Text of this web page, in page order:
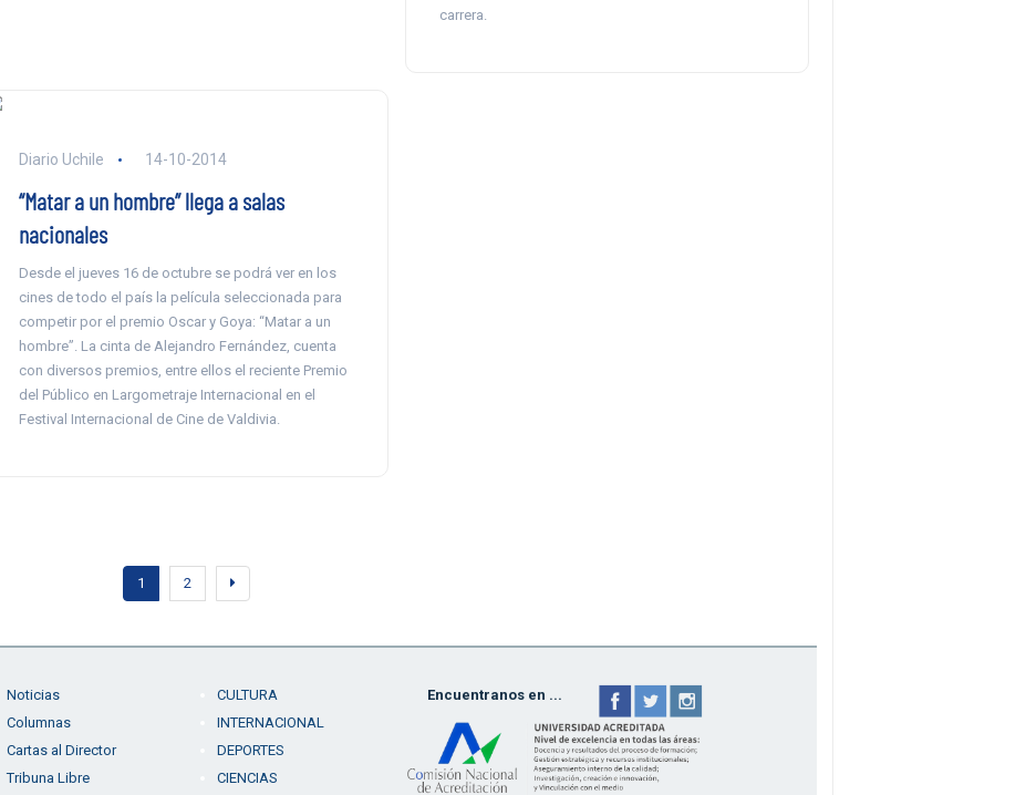
carrera.
Diario Uchile 14-10-2014
“Matar a un hombre” llega a salas
nacionales
Desde el jueves 16 de octubre se podrá ver en los
cines de todo el país la película seleccionada para
competir por el premio Oscar y Goya: “Matar a un
hombre”. La cinta de Alejandro Fernández, cuenta
con diversos premios, entre ellos el reciente Premio
del Público en Largometraje Internacional en el
Festival Internacional de Cine de Valdivia.
1 2
Noticias
Columnas
Cartas al Director
Tribuna Libre
CULTURA
INTERNACIONAL
DEPORTES
CIENCIAS
Encuentranos en ...